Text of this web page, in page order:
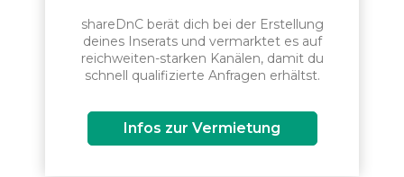
shareDnC berät dich bei der Erstellung
deines Inserats und vermarktet es auf
reichweiten-starken Kanälen, damit du
schnell qualifizierte Anfragen erhältst.
Infos zur Vermietung